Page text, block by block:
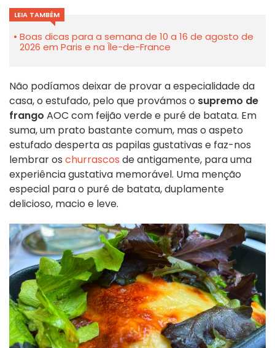
LEIA TAMBÉM
Boas dicas para a semana de 10 a 16 de agosto de
2026 em Paris e na Île-de-France
Não podíamos deixar de provar a especialidade da
casa, o estufado, pelo que provámos o supremo de
frango AOC com feijão verde e puré de batata. Em
suma, um prato bastante comum, mas o aspeto
estufado desperta as papilas gustativas e faz-nos
lembrar os churrascos de antigamente, para uma
experiência gustativa memorável. Uma menção
especial para o puré de batata, duplamente
delicioso, macio e leve.